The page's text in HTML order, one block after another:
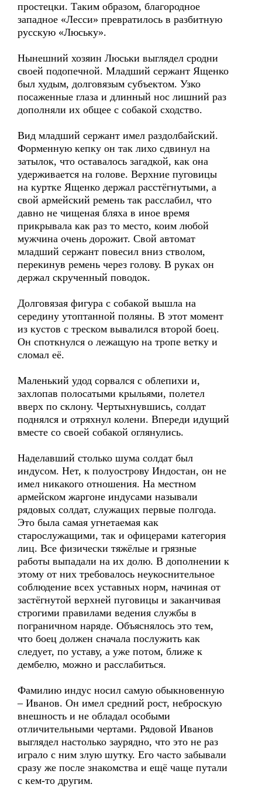
простецки. Таким образом, благородное
западное «Лесси» превратилось в разбитную
русскую «Люську».
Нынешний хозяин Люськи выглядел сродни
своей подопечной. Младший сержант Ященко
был худым, долговязым субъектом. Узко
посаженные глаза и длинный нос лишний раз
дополняли их общее с собакой сходство.
Вид младший сержант имел раздолбайский.
Форменную кепку он так лихо сдвинул на
затылок, что оставалось загадкой, как она
удерживается на голове. Верхние пуговицы
на куртке Ященко держал расстёгнутыми, а
свой армейский ремень так расслабил, что
давно не чищеная бляха в иное время
прикрывала как раз то место, коим любой
мужчина очень дорожит. Свой автомат
младший сержант повесил вниз стволом,
перекинув ремень через голову. В руках он
держал скрученный поводок.
Долговязая фигура с собакой вышла на
середину утоптанной поляны. В этот момент
из кустов с треском вывалился второй боец.
Он споткнулся о лежащую на тропе ветку и
сломал её.
Маленький удод сорвался с облепихи и,
захлопав полосатыми крыльями, полетел
вверх по склону. Чертыхнувшись, солдат
поднялся и отряхнул колени. Впереди идущий
вместе со своей собакой оглянулись.
Наделавший столько шума солдат был
индусом. Нет, к полуострову Индостан, он не
имел никакого отношения. На местном
армейском жаргоне индусами называли
рядовых солдат, служащих первые полгода.
Это была самая угнетаемая как
старослужащими, так и офицерами категория
лиц. Все физически тяжёлые и грязные
работы выпадали на их долю. В дополнении к
этому от них требовалось неукоснительное
соблюдение всех уставных норм, начиная от
застёгнутой верхней пуговицы и заканчивая
строгими правилами ведения службы в
пограничном наряде. Объяснялось это тем,
что боец должен сначала послужить как
следует, по уставу, а уже потом, ближе к
дембелю, можно и расслабиться.
Фамилию индус носил самую обыкновенную
– Иванов. Он имел средний рост, неброскую
внешность и не обладал особыми
отличительными чертами. Рядовой Иванов
выглядел настолько заурядно, что это не раз
играло с ним злую шутку. Его часто забывали
сразу же после знакомства и ещё чаще путали
с кем-то другим.